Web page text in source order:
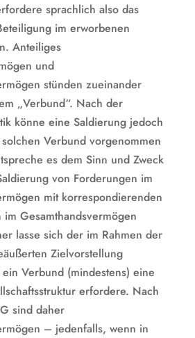
sprachlich also das
im erworbenen
Anteiliges
und
stünden zueinander
„Verbund“. Nach der
könne eine Saldierung jedoch
Verbund vorgenommen
es dem Sinn und Zweck
von Forderungen im
mit korrespondierenden
Gesamthandsvermögen
lasse sich der im Rahmen der
Zielvorstellung
Verbund (mindestens) eine
erfordere. Nach
sind daher
– jedenfalls, wenn in